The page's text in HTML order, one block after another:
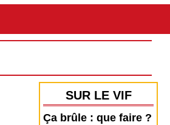
SUR LE VIF
Ça brûle : que faire ?